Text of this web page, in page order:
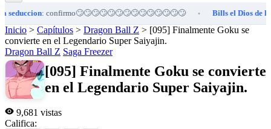
: confirmo🙄🙄🙄🙄🙄🙄🙄🙄🙄🙄🙄🙄🙄🙄 • Bills el Dios de la
Inicio > Capítulos > Dragon Ball Z > [095] Finalmente Goku se
convierte en el Legendario Super Saiyajin.
Dragon Ball Z Saga Freezer
[095] Finalmente Goku se convierte
en el Legendario Super Saiyajin.
9,681 vistas
Califica: